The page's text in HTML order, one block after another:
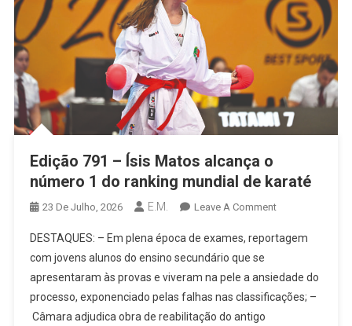
Edição 791 – Ísis Matos alcança o
número 1 do ranking mundial de karaté
23 De Julho, 2026 E.M. Leave A CommentOn
791
Ísis
Matos
DESTAQUES: – Em plena época de exames, reportagem
com jovens alunos do ensino secundário que se
apresentaram às provas e viveram na pele a ansiedade do
processo, exponenciado pelas falhas nas classificações; –
Câmara adjudica obra de reabilitação do antigo